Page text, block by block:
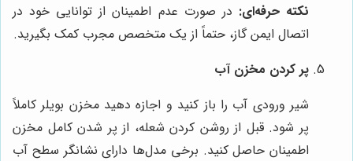
نکته حرفه‌ای: در صورت عدم اطمینان از توانایی خود در
اتصال ایمن گاز، حتماً از یک متخصص مجرب کمک بگیرید.
پر کردن مخزن آب
شیر ورودی آب را باز کنید و اجازه دهید مخزن بویلر کاملاً
پر شود. قبل از روشن کردن شعله، از پر شدن کامل مخزن
اطمینان حاصل کنید. برخی مدل‌ها دارای نشانگر سطح آب